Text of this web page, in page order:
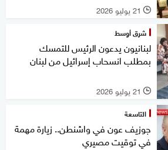
l 21 يوليو 2026
شرق أوسط
لبنانيون يدعون الرئيس للتمسك
بمطلب انسحاب إسرائيل من لبنان
l 21 يوليو 2026
التاسعة
جوزيف عون في واشنطن.. زيارة مهمة
في توقيت مصيري